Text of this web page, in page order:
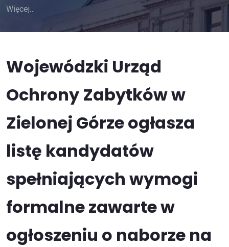
Więcej…
Wojewódzki Urząd
Ochrony Zabytków w
Zielonej Górze ogłasza
listę kandydatów
spełniających wymogi
formalne zawarte w
ogłoszeniu o naborze na